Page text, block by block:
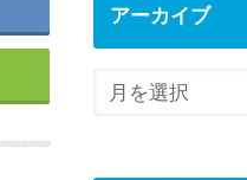
アーカイブ